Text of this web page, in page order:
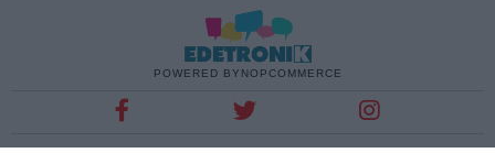
POWERED BY NOPCOMMERCE